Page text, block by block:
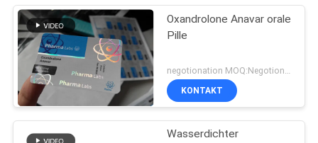
Oxandrolone Anavar orale
Pille
negotionation MOQ:Negotionation
KONTAKT
Wasserdichter